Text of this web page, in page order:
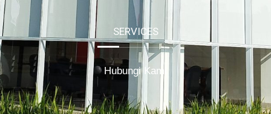
SERVICES
Hubungi Kami